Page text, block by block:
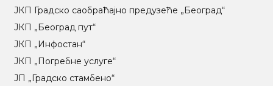
ЈКП Градско саобраћајно предузеће „Београд“
ЈКП „Београд пут“
ЈКП „Инфостан“
ЈКП „Погребне услуге“
ЈП „Градско стамбено“